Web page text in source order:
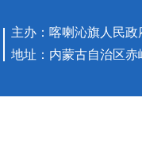
主办：喀喇沁旗人民
地址：内蒙古自治区